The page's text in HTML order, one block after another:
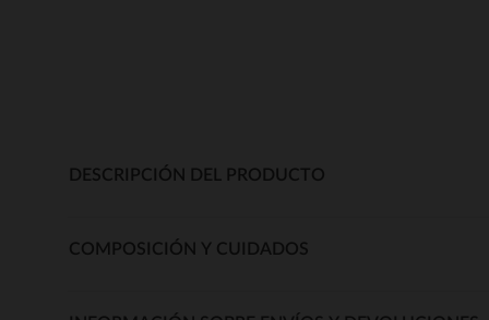
DESCRIPCIÓN DEL PRODUCTO
COMPOSICIÓN Y CUIDADOS